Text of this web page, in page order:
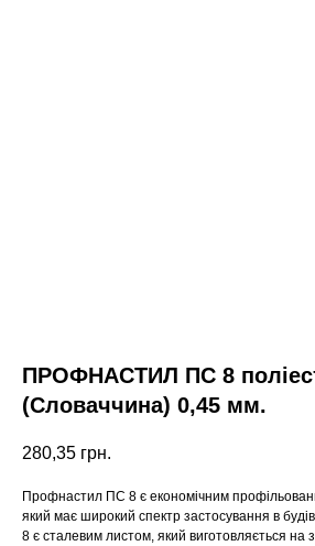
ПРОФНАСТИЛ ПС 8
(Словаччина) 0,45 мм.
280,35 грн.
Профнастил ПС 8 є економічним
який має широкий спектр застосування в
8 є сталевим листом, який виготовляється на